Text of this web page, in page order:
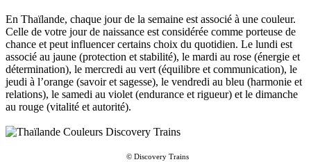
En Thaïlande, chaque jour de la semaine est associé à une couleur.
Celle de votre jour de naissance est considérée comme porteuse de
chance et peut influencer certains choix du quotidien. Le lundi est
associé au jaune (protection et stabilité), le mardi au rose (énergie et
détermination), le mercredi au vert (équilibre et communication), le
jeudi à l’orange (savoir et sagesse), le vendredi au bleu (harmonie et
relations), le samedi au violet (endurance et rigueur) et le dimanche
au rouge (vitalité et autorité).
© Discovery Trains